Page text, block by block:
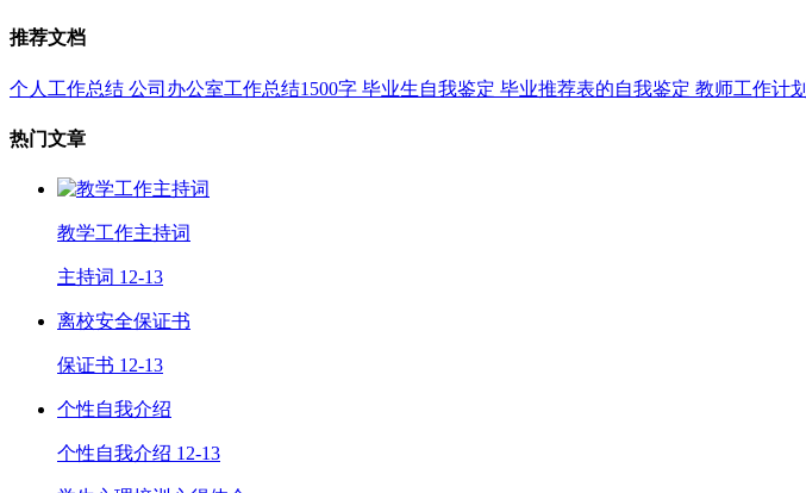
推荐文档
个人工作总结 公司办公室工作总结1500字 毕业生自我鉴定 毕业推荐表的自我鉴定 教师工作计划
热门文章
教学工作主持词
主持词 12-13
离校安全保证书
保证书 12-13
个性自我介绍
个性自我介绍 12-13